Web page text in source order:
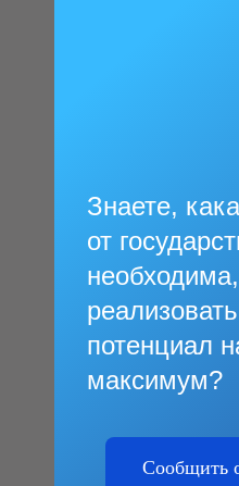
Знаете,
от
потенциал
максимум?
Сообщить